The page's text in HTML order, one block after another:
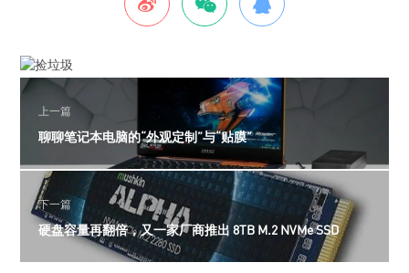
上一篇
聊聊笔记本电脑的“外观定制”与“贴膜”
下一篇
硬盘容量再翻倍，又一家厂商推出 8TB M.2 NVMe SSD